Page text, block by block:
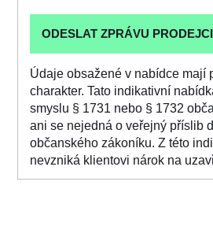
Údaje obsažené v nabídce mají
charakter. Tato indikativní
smyslu § 1731 nebo § 1732
ani se nejedná o veřejný příslib
občanského zákoníku. Z této
nevzniká klientovi nárok na